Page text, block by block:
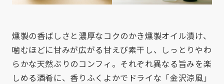
燻製の香ばしさと濃厚なコクのかき燻製オイル漬け、
噛むほどに甘みが広がる甘えび素干し、しっとりやわ
らかな天然ぶりのコンフィ。それぞれ異なる旨みを楽
しめる酒肴に、香りふくよかでドライな「金沢涼風」